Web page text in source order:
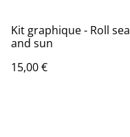
Kit graphique - Roll sea
and sun
15,00 €